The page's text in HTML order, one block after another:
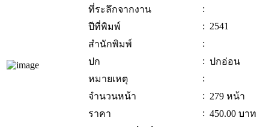
ที่ระลึกจากงาน
:
ปีที่พิมพ์
: 2541
สำนักพิมพ์
:
ปก
: ปกอ่อน
หมายเหตุ
:
จำนวนหน้า
: 279 หน้า
ราคา
: 450.00 บาท